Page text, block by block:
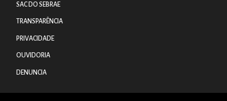
SAC DO SEBRAE
TRANSPARÊNCIA
PRIVACIDADE
OUVIDORIA
DENUNCIA